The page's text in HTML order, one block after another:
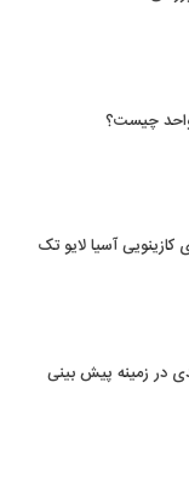
چیست؟
آسیا لایو تک
در زمینه پیش بینی